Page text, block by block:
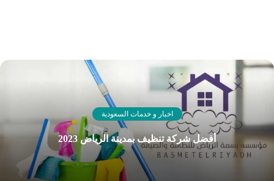
اخبار و خدمات السعودية
أفضل شركة تنظيف بمدينة الرياض 2023